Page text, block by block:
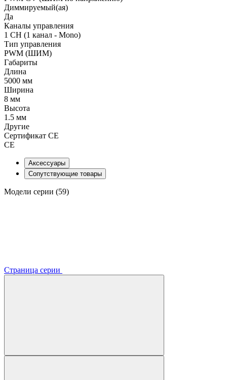
Диммируемый(ая)
Да
Каналы управления
1 CH (1 канал - Mono)
Тип управления
PWM (ШИМ)
Габариты
Длина
5000 мм
Ширина
8 мм
Высота
1.5 мм
Другие
Сертификат CE
CE
Аксессуары
Сопутствующие товары
Модели серии (59)
Страница серии